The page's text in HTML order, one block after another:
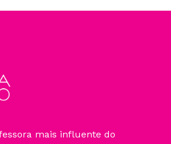
mais influente do